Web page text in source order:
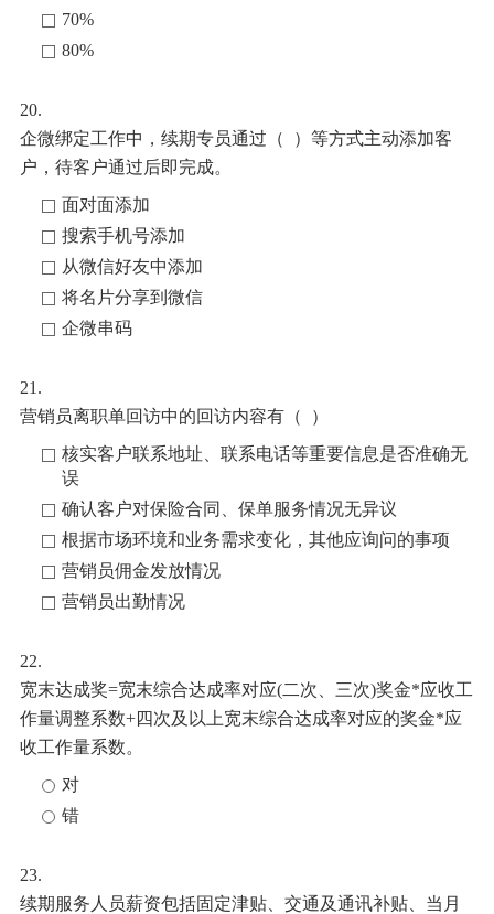
70%
80%
20.
企微绑定工作中， 续期专员通过 （ ） 等方式主动添加客
户，待客户通过后即完成。
面对面添加
搜索手机号添加
从微信好友中添加
将名片分享到微信
企微串码
21.
营销员离职单回访中的回访内容有（
）
核实客户联系地址、联系电话等重要信息是否准确无
误
确认客户对保险合同、保单服务情况无异议
根据市场环境和业务需求变化，其他应询问的事项
营销员佣金发放情况
营销员出勤情况
22.
宽末达成奖=宽末综合达成率对应(二次、三次)奖金*应收工
作量调整系数+四次及以上宽末综合达成率对应的奖金*应
收工作量系数。
对
错
23.
续期服务人员薪资包括固定津贴、交通及通讯补贴、当月